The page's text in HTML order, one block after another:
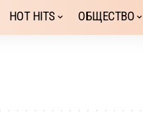
HOT HITS ОБЩЕСТВО